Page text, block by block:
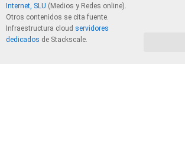
Internet, SLU (Medios y Redes online).
Otros contenidos se cita fuente.
Infraestructura cloud servidores
dedicados de Stackscale.